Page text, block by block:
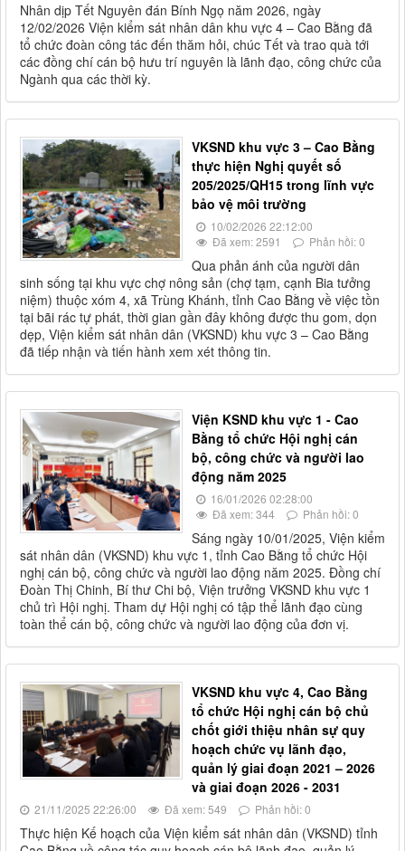
Nhân dịp Tết Nguyên đán Bính Ngọ năm 2026, ngày
12/02/2026 Viện kiểm sát nhân dân khu vực 4 – Cao Bằng đã
tổ chức đoàn công tác đến thăm hỏi, chúc Tết và trao quà tới
các đồng chí cán bộ hưu trí nguyên là lãnh đạo, công chức của
Ngành qua các thời kỳ.
VKSND khu vực 3 – Cao Bằng
thực hiện Nghị quyết số
205/2025/QH15 trong lĩnh vực
bảo vệ môi trường
10/02/2026 22:12:00
Đã xem: 2591
Phản hồi: 0
Qua phản ánh của người dân
sinh sống tại khu vực chợ nông sản (chợ tạm, cạnh Bia tưởng
niệm) thuộc xóm 4, xã Trùng Khánh, tỉnh Cao Bằng về việc tồn
tại bãi rác tự phát, thời gian gần đây không được thu gom, dọn
dẹp, Viện kiểm sát nhân dân (VKSND) khu vực 3 – Cao Bằng
đã tiếp nhận và tiến hành xem xét thông tin.
Viện KSND khu vực 1 - Cao
Bằng tổ chức Hội nghị cán
bộ, công chức và người lao
động năm 2025
16/01/2026 02:28:00
Đã xem: 344
Phản hồi: 0
Sáng ngày 10/01/2025, Viện kiểm
sát nhân dân (VKSND) khu vực 1, tỉnh Cao Bằng tổ chức Hội
nghị cán bộ, công chức và người lao động năm 2025. Đồng chí
Đoàn Thị Chinh, Bí thư Chi bộ, Viện trưởng VKSND khu vực 1
chủ trì Hội nghị. Tham dự Hội nghị có tập thể lãnh đạo cùng
toàn thể cán bộ, công chức và người lao động của đơn vị.
VKSND khu vực 4, Cao Bằng
tổ chức Hội nghị cán bộ chủ
chốt giới thiệu nhân sự quy
hoạch chức vụ lãnh đạo,
quản lý giai đoạn 2021 – 2026
và giai đoạn 2026 - 2031
21/11/2025 22:26:00 Đã xem: 549 Phản hồi: 0
Thực hiện Kế hoạch của Viện kiểm sát nhân dân (VKSND) tỉnh